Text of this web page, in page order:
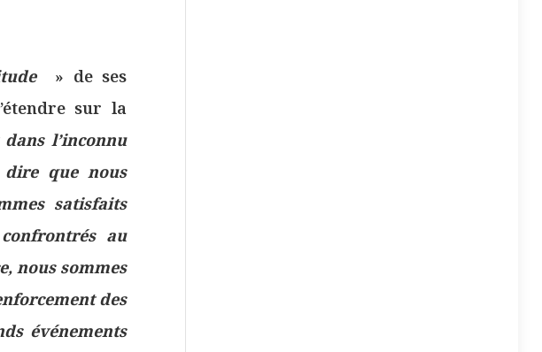
» de ses
sur la
l’inconnu
dire que nous
satisfaits
au
nous sommes
des
événements